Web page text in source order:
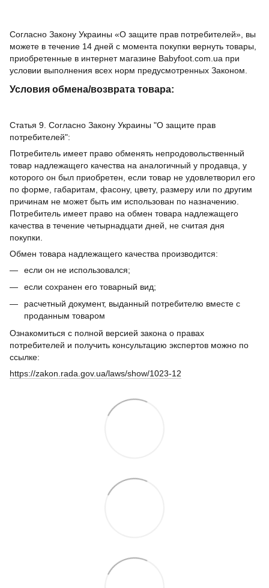
Согласно Закону Украины «О защите прав потребителей», вы
можете в течение 14 дней с момента покупки вернуть товары,
приобретенные в интернет магазине Babyfoot.com.ua при
условии выполнения всех норм предусмотренных Законом.
Условия обмена/возврата товара:
Статья 9. Согласно Закону Украины "О защите прав
потребителей":
Потребитель имеет право обменять непродовольственный
товар надлежащего качества на аналогичный у продавца, у
которого он был приобретен, если товар не удовлетворил его
по форме, габаритам, фасону, цвету, размеру или по другим
причинам не может быть им использован по назначению.
Потребитель имеет право на обмен товара надлежащего
качества в течение четырнадцати дней, не считая дня
покупки.
Обмен товара надлежащего качества производится:
если он не использовался;
если сохранен его товарный вид;
расчетный документ, выданный потребителю вместе с
проданным товаром
Ознакомиться с полной версией закона о правах
потребителей и получить консультацию экспертов можно по
ссылке:
https://zakon.rada.gov.ua/laws/show/1023-12